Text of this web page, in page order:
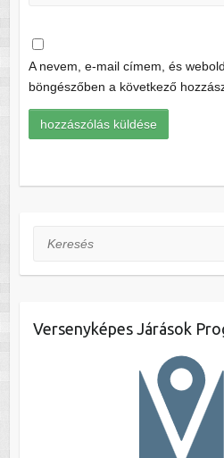
A nevem, e-mail címem, és
böngészőben a következő
Keresés
Versenyképes Járások